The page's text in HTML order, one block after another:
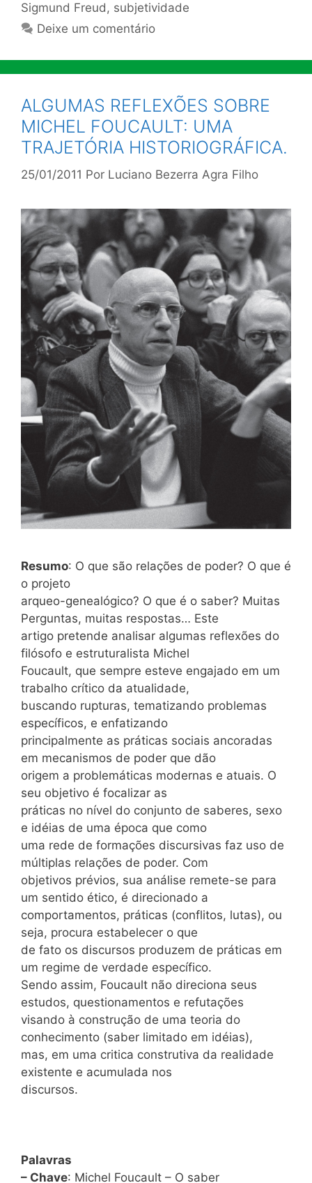
Sigmund Freud, subjetividade
Deixe um comentário
ALGUMAS REFLEXÕES SOBRE
MICHEL FOUCAULT: UMA
TRAJETÓRIA HISTORIOGRÁFICA.
25/01/2011 Por Luciano Bezerra Agra Filho
Resumo: O que são relações de poder? O que é
o projeto
arqueo-genealógico? O que é o saber? Muitas
Perguntas, muitas respostas… Este
artigo pretende analisar algumas reflexões do
filósofo e estruturalista Michel
Foucault, que sempre esteve engajado em um
trabalho crítico da atualidade,
buscando rupturas, tematizando problemas
específicos, e enfatizando
principalmente as práticas sociais ancoradas
em mecanismos de poder que dão
origem a problemáticas modernas e atuais. O
seu objetivo é focalizar as
práticas no nível do conjunto de saberes, sexo
e idéias de uma época que como
uma rede de formações discursivas faz uso de
múltiplas relações de poder. Com
objetivos prévios, sua análise remete-se para
um sentido ético, é direcionado a
comportamentos, práticas (conflitos, lutas), ou
seja, procura estabelecer o que
de fato os discursos produzem de práticas em
um regime de verdade específico.
Sendo assim, Foucault não direciona seus
estudos, questionamentos e refutações
visando à construção de uma teoria do
conhecimento (saber limitado em idéias),
mas, em uma critica construtiva da realidade
existente e acumulada nos
discursos.
Palavras
– Chave: Michel Foucault – O saber